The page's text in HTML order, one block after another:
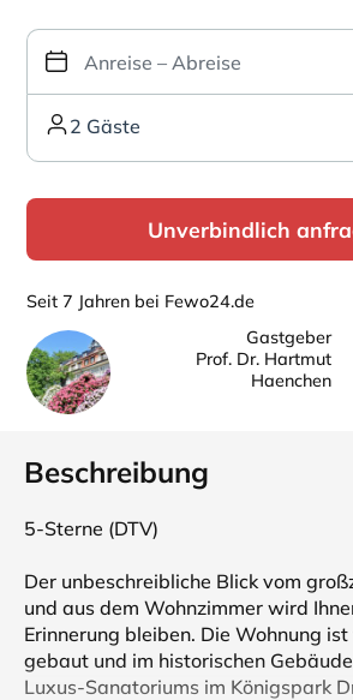
2 Gäste
Unverbindlich
Seit 7 Jahren bei Fewo24.de
Gastgeber
Prof. Dr. Hartmut
Haenchen
Beschreibung
5-Sterne (DTV)
Der unbeschreibliche Blick vom
und aus dem Wohnzimmer wird
Erinnerung bleiben. Die Wohnung
gebaut und im historischen
Luxus-Sanatoriums im Königspark